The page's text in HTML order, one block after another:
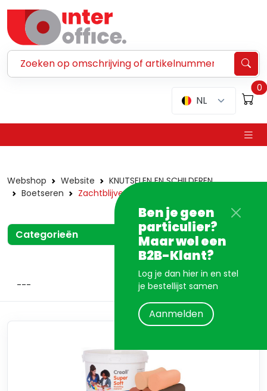
NL
0
Ben je geen
particulier?
Maar wel een
B2B-Klant?
Log je dan hier in en stel
je bestellijst samen
Aanmelden
Webshop Website
KNUTSELEN EN SCHILDEREN
Boetseren
Zachtblijvend
Categorieën